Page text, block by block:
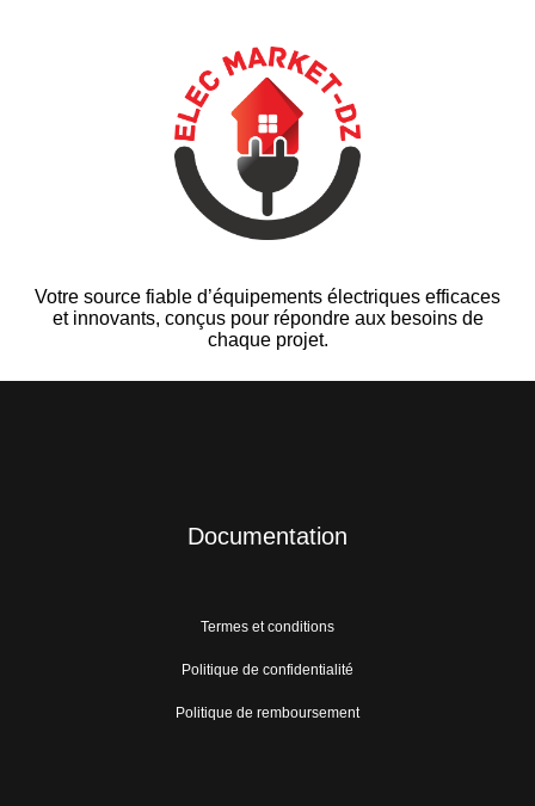
Votre source fiable d’équipements électriques efficaces
et innovants, conçus pour répondre aux besoins de
chaque projet.
Documentation
Termes et conditions
Politique de confidentialité
Politique de remboursement